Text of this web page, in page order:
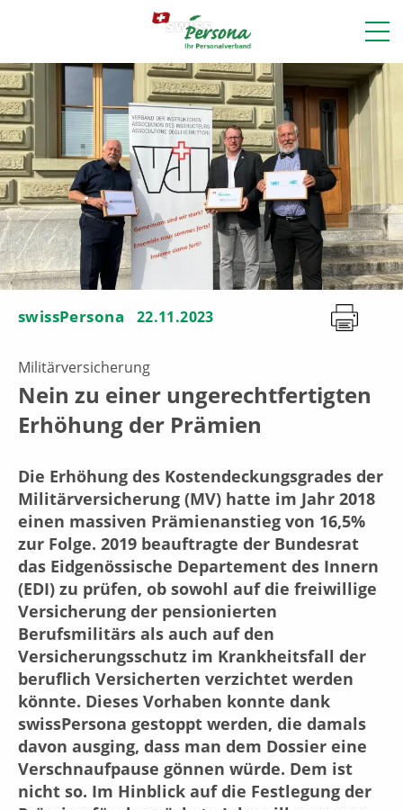
swissPersona 22.11.2023
Militärversicherung
Nein zu einer ungerechtfertigten
Erhöhung der Prämien
Die Erhöhung des Kostendeckungsgrades der
Militärversicherung (MV) hatte im Jahr 2018
einen massiven Prämienanstieg von 16,5%
zur Folge. 2019 beauftragte der Bundesrat
das Eidgenössische Departement des Innern
(EDI) zu prüfen, ob sowohl auf die freiwillige
Versicherung der pensionierten
Berufsmilitärs als auch auf den
Versicherungsschutz im Krankheitsfall der
beruflich Versicherten verzichtet werden
könnte. Dieses Vorhaben konnte dank
swissPersona gestoppt werden, die damals
davon ausging, dass man dem Dossier eine
Verschnaufpause gönnen würde. Dem ist
nicht so. Im Hinblick auf die Festlegung der